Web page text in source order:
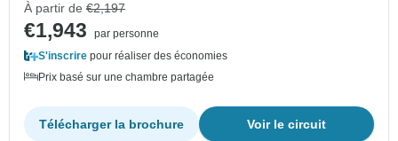
À partir de €2,197
€1,943
par personne
S'inscrire pour réaliser des économies
Prix basé sur une chambre partagée
Voir le circuit
Télécharger la brochure